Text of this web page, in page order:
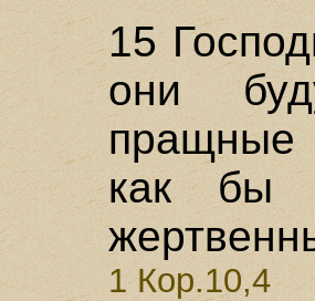
15
они
пращные
как бы
1 Кор.10,4